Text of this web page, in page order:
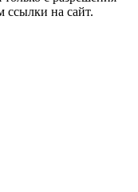
ссылки на сайт.